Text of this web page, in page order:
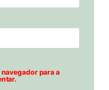
para a